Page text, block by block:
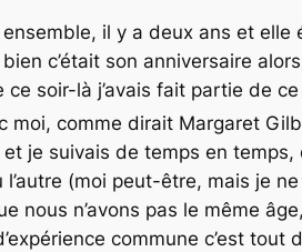
il y a deux ans et elle
c’était son anniversaire
soir-là j’avais fait partie de
moi, comme dirait Margaret
je suivais de temps en
l’autre (moi peut-être, mais je
nous n’avons pas le même
commune c’est